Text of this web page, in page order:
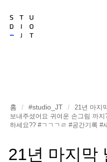
홈 / #studio_JT /
21년 마지
보내주셨어요 귀여운 손그림 까
하세요?? #ㄱㄱㄱㄹ #공간기록 #
21년 마지막